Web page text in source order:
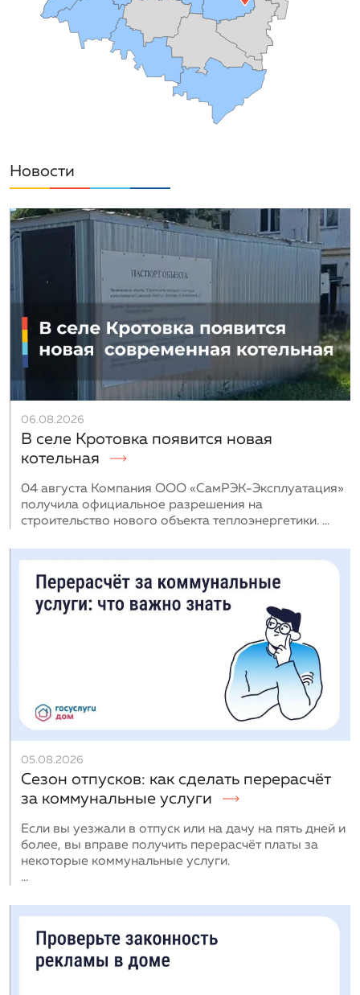
Новости
06.08.2026
В селе Кротовка появится новая
котельная
04 августа Компания ООО «СамРЭК-Эксплуатация»
получила официальное разрешения на
строительство нового объекта теплоэнергетики. ...
05.08.2026
Сезон отпусков: как сделать перерасчёт
за коммунальные услуги
Если вы уезжали в отпуск или на дачу на пять дней и
более, вы вправе получить перерасчёт платы за
некоторые коммунальные услуги.
...